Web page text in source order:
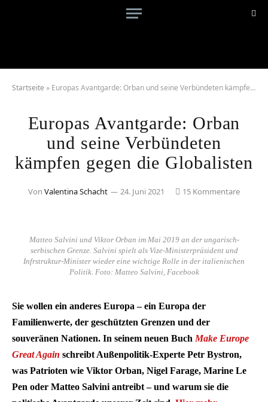
Startseite » Europas Avantgarde: Orban und seine Verbündeten kämpfen gegen die Globalisten
Europas Avantgarde: Orban
und seine Verbündeten
kämpfen gegen die Globalisten
Von Valentina Schacht 24. Juni 2021 15 Kommentare
Matteo Salvini und Viktor Orban im Mai 2019 an der ungarisch-
serbischen Grenze. Salvini spielt als Vize-Ministerpräsident und
Infrstruktur-Minister wieder eine wichtige Rolle in der italienischen
Politik. Foto: Matteo Salvini, Facebook
Sie wollen ein anderes Europa – ein Europa der
Familienwerte, der geschützten Grenzen und der
souveränen Nationen. In seinem neuen Buch Make Europe
Great Again schreibt Außenpolitik-Experte Petr Bystron,
was Patrioten wie Viktor Orban, Nigel Farage, Marine Le
Pen oder Matteo Salvini antreibt – und warum sie die